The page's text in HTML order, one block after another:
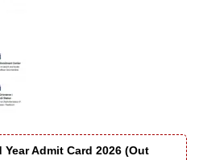
Year Admit Card 2026 (Out